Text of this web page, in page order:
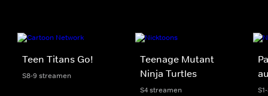
Teen Titans Go!
S8-9 streamen
Teenage Mutant
Ninja Turtles
S4 streamen